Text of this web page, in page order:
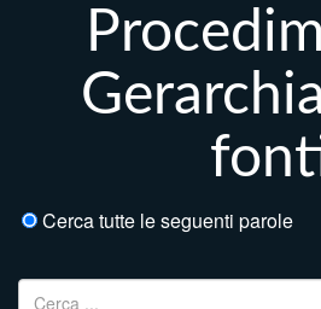
Cerca tutte le seguenti parole
Ricerca per: